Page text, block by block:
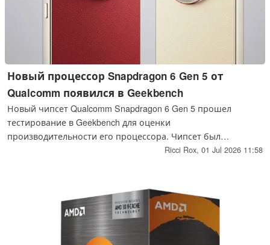
Новый процессор Snapdragon 6 Gen 5 от
Qualcomm появился в Geekbench
Новый чипсет Qualcomm Snapdragon 6 Gen 5 прошел
тестирование в Geekbench для оценки
производительности его процессора. Чипсет был
протестирован на недавно выпущенном смартфоне «
« Redmi Note » 17 Pro 5G.
Ricci Rox, 01 Jul 2026 11:58